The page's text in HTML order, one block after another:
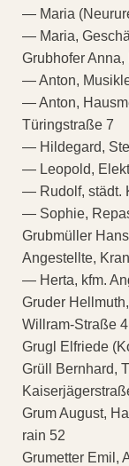
— Maria
— Maria,
Grubhofer
— Anton,
— Anton,
Türingstraße 7
— Hildegard,
— Leopold,
— Rudolf, städt.
— Sophie,
Grubmüller
Angestellte,
— Herta, kfm.
Gruder
Willram-Straße
Grugl Elfriede
Grüll Bernhard,
Grum August,
rain 52
Grumetter Emil,